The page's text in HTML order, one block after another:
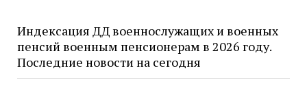
Индексация ДД военнослужащих и военных
пенсий военным пенсионерам в 2026 году.
Последние новости на сегодня